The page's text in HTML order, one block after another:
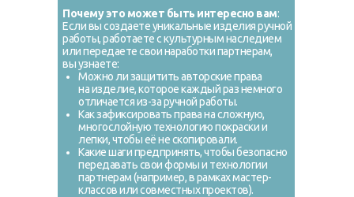
Почему это может быть интересно вам:
Если вы создаете уникальные изделия ручной
работы, работаете с культурным наследием
или передаете свои наработки партнерам,
вы узнаете:
Можно ли защитить авторские права
на изделие, которое каждый раз немного
отличается из-за ручной работы.
Как зафиксировать права на сложную,
многослойную технологию покраски и
лепки, чтобы её не скопировали.
Какие шаги предпринять, чтобы безопасно
передавать свои формы и технологии
партнерам (например, в рамках мастер-
классов или совместных проектов).